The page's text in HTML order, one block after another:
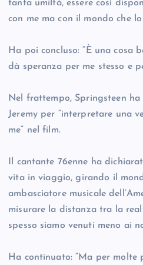
tanta umiltà, essere così
con me ma con il mondo che lo
Ha poi concluso: “È una cosa
dà speranza per me stesso e
Nel frattempo, Springsteen
Jeremy per “interpretare una
me” nel film.
Il cantante 76enne ha
vita in viaggio, girando il
ambasciatore musicale
misurare la distanza tra la
spesso siamo venuti meno ai
Ha continuato: “Ma per molte